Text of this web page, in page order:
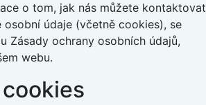
o tom, jak nás můžete kontaktovat
údaje (včetně cookies), se
Zásady ochrany osobních údajů,
webu.